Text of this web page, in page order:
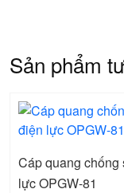
Sản phẩm
Cáp quang chống
lực OPGW-81